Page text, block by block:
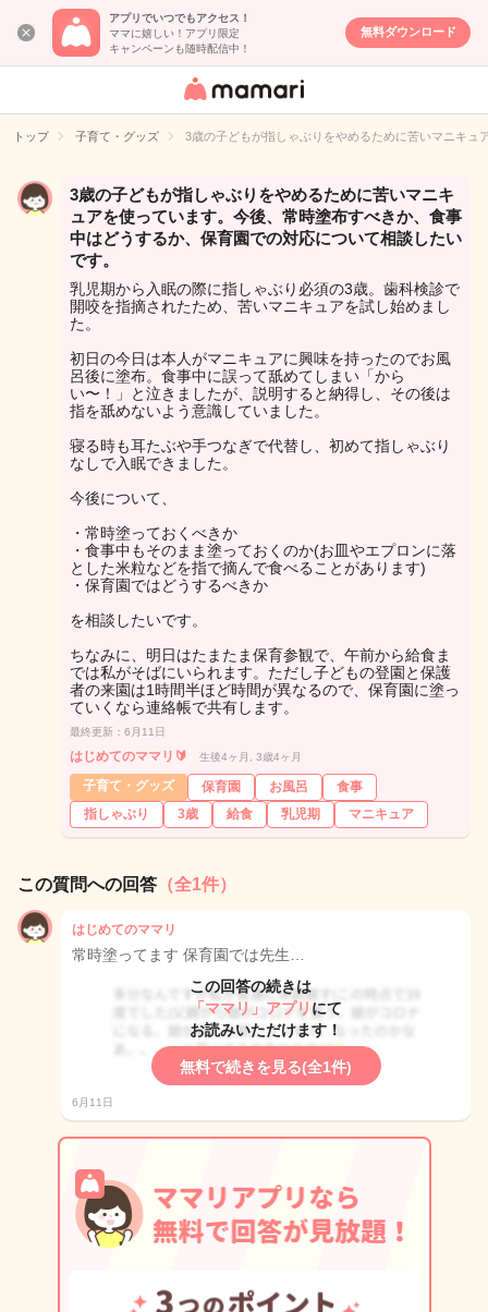
アプリでいつでもアクセス！
ママに嬉しい！アプリ限定
キャンペーンも随時配信中！
無料ダウンロード
女性専用匿名QA
イト
トップ 子育て・グッズ 3歳の子どもが指しゃぶりをやめるために苦いマニキ
3歳の子どもが指しゃぶりをやめるために苦いマニキ
ュアを使っています。今後、常時塗布すべきか、食事
中はどうするか、保育園での対応について相談したい
です。
乳児期から入眠の際に指しゃぶり必須の3歳。歯科検診で
開咬を指摘されたため、苦いマニキュアを試し始めまし
た。
初日の今日は本人がマニキュアに興味を持ったのでお風
呂後に塗布。食事中に誤って舐めてしまい「から
い〜！」と泣きましたが、説明すると納得し、その後は
指を舐めないよう意識していました。
寝る時も耳たぶや手つなぎで代替し、初めて指しゃぶり
なしで入眠できました。
今後について、
・常時塗っておくべきか
・食事中もそのまま塗っておくのか(お皿やエプロンに落
とした米粒などを指で摘んで食べることがあります)
・保育園ではどうするべきか
を相談したいです。
ちなみに、明日はたまたま保育参観で、午前から給食ま
では私がそばにいられます。ただし子どもの登園と保護
者の来園は1時間半ほど時間が異なるので、保育園に塗っ
ていくなら連絡帳で共有します。
最終更新：6月11日
はじめてのママリ🔰 生後4ヶ月, 3歳4ヶ月
子育て・グッズ 保育園 お風呂
食事
指しゃぶり
3歳 給食 乳児期 マニキュア
この質問への回答 （全1件）
はじめてのママリ
常時塗ってます 保育園では先生…
この回答の続きは
「ママリ」アプリ にて
お読みいただけます！
無料で続きを見る(全1件)
6月11日